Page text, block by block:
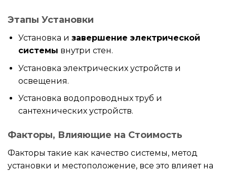
Этапы Установки
Установка и завершение электрической
системы внутри стен.
Установка электрических устройств и
освещения.
Установка водопроводных труб и
сантехнических устройств.
Факторы, Влияющие на Стоимость
Факторы такие как качество системы, метод
установки и местоположение, все это влияет на